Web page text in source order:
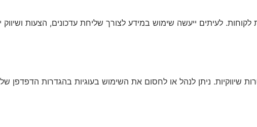
לעיתים ייעשה שימוש במידע לצורך שליחת עדכונים, הצעות ושיווק
שיווקיות. ניתן לנהל או לחסום את השימוש בעוגיות בהגדרות הדפדפן